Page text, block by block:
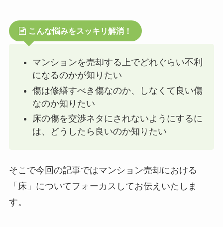
こんな悩みをスッキリ解消！
マンションを売却する上でどれぐらい不利
になるのかが知りたい
傷は修繕すべき傷なのか、しなくて良い傷
なのか知りたい
床の傷を交渉ネタにされないようにするに
は、どうしたら良いのか知りたい
そこで今回の記事ではマンション売却における
「床」についてフォーカスしてお伝えいたしま
す。